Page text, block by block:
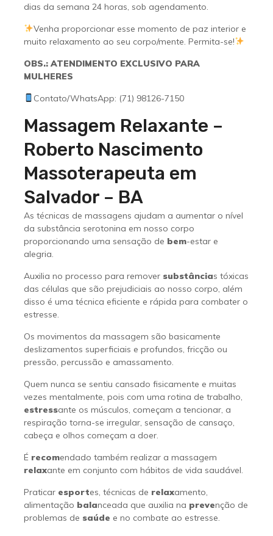
dias da semana 24 horas, sob agendamento.
Venha proporcionar esse momento de paz interior e
muito relaxamento ao seu corpo/mente. Permita-se!
OBS.: ATENDIMENTO EXCLUSIVO PARA
MULHERES
Contato/WhatsApp: (71) 98126-7150
Massagem Relaxante –
Roberto Nascimento
Massoterapeuta em
Salvador – BA
As técnicas de massagens ajudam a aumentar o nível
da substância serotonina em nosso corpo
proporcionando uma sensação de bem-estar e
alegria.
Auxilia no processo para remover substâncias tóxicas
das células que são prejudiciais ao nosso corpo, além
disso é uma técnica eficiente e rápida para combater o
estresse.
Os movimentos da massagem são basicamente
deslizamentos superficiais e profundos, fricção ou
pressão, percussão e amassamento.
Quem nunca se sentiu cansado fisicamente e muitas
vezes mentalmente, pois com uma rotina de trabalho,
estressante os músculos, começam a tencionar, a
respiração torna-se irregular, sensação de cansaço,
cabeça e olhos começam a doer.
É recomendado também realizar a massagem
relaxante em conjunto com hábitos de vida saudável.
Praticar esportes, técnicas de relaxamento,
alimentação balanceada que auxilia na prevenção de
problemas de saúde e no combate ao estresse.